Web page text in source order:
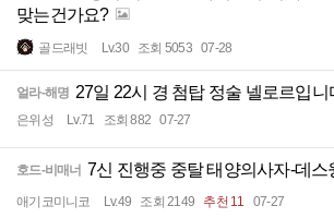
맞는건가요?
골드래빗 Lv.30 조회 5053 07-28
얼라-해명 27일 22시 경 첨탑 정술 넬로르입니
은위성 Lv.71 조회 882 07-27
호드-비매너 7신 진행중 중탈 태양의사자-데스
애기코미니코 Lv.49 조회 2149 추천 11 07-27